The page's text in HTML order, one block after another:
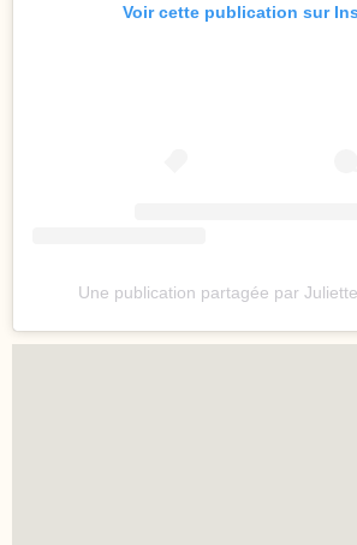
Voir cette publication sur
Une publication partagée par